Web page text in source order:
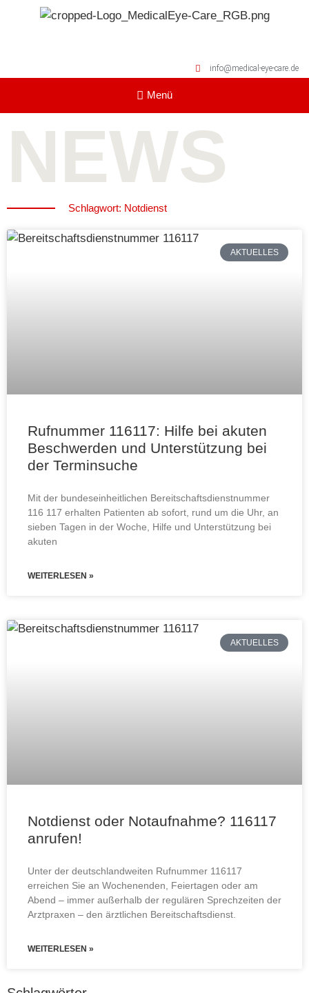
info@medical-eye-care.de
NEWS
Schlagwort: Notdienst
AKTUELLES
Rufnummer 116117: Hilfe bei akuten
Beschwerden und Unterstützung bei
der Terminsuche
Mit der bundeseinheitlichen Bereitschaftsdienstnummer
116 117 erhalten Patienten ab sofort, rund um die Uhr, an
sieben Tagen in der Woche, Hilfe und Unterstützung bei
akuten
WEITERLESEN »
AKTUELLES
Notdienst oder Notaufnahme? 116117
anrufen!
Unter der deutschlandweiten Rufnummer 116117
erreichen Sie an Wochenenden, Feiertagen oder am
Abend – immer außerhalb der regulären Sprechzeiten der
Arztpraxen – den ärztlichen Bereitschaftsdienst.
WEITERLESEN »